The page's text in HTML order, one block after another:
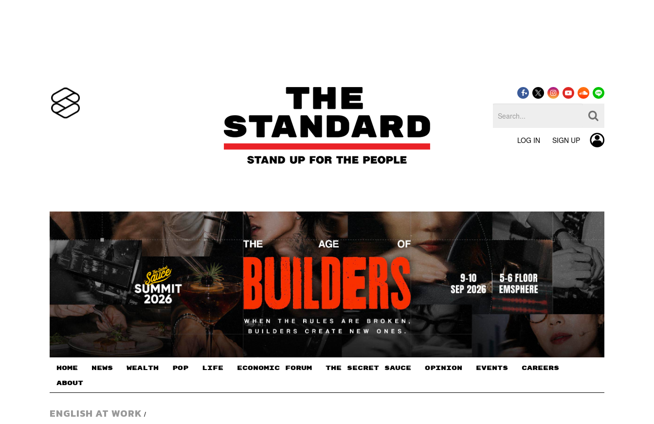
LOG IN SIGN UP
HOME NEWS WEALTH POP LIFE ECONOMIC FORUM THE SECRET SAUCE​ OPINION EVENTS CAREERS
ABOUT
ENGLISH AT WORK /